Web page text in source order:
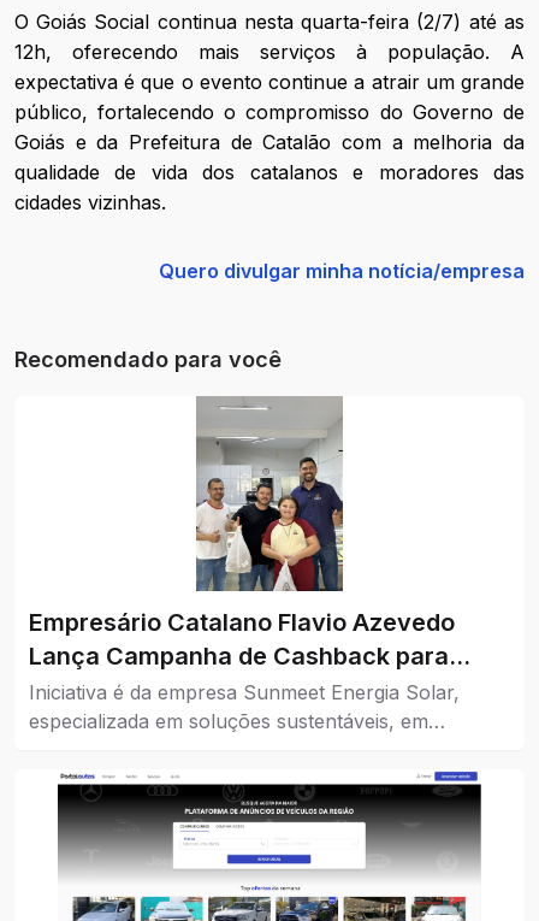
O Goiás Social continua nesta quarta-feira (2/7) até as
12h, oferecendo mais serviços à população. A
expectativa é que o evento continue a atrair um grande
público, fortalecendo o compromisso do Governo de
Goiás e da Prefeitura de Catalão com a melhoria da
qualidade de vida dos catalanos e moradores das
cidades vizinhas.
Quero divulgar minha notícia/empresa
Recomendado para você
Empresário Catalano Flavio Azevedo
Lança Campanha de Cashback para
Impulsionar o Comércio da Cidade
Iniciativa é da empresa Sunmeet Energia Solar,
especializada em soluções sustentáveis, em